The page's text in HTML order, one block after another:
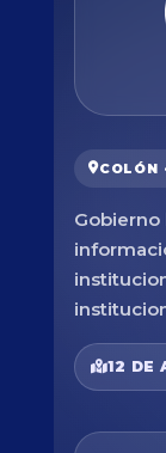
COLÓN
Gobierno
12 DE